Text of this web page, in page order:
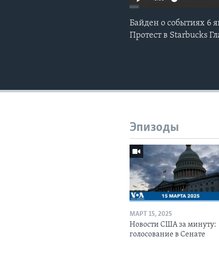
Байден о событиях 6
Протест в Starbucks
Эпизоды
МАРТ 15, 2025
Новости США за минуту:
голосование в Сенате